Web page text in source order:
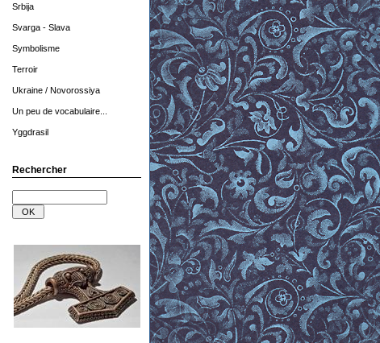
Srbija
Svarga - Slava
Symbolisme
Terroir
Ukraine / Novorossiya
Un peu de vocabulaire...
Yggdrasil
Rechercher